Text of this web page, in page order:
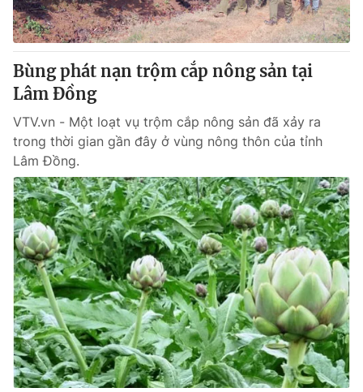
Thị trường
Tư vấn
Lịch phát sóng
Chuyên mục khác
Emagazine
Photo Infographic
Video Shorts video
VTV Money VTV Thể thao
VTV Sức khoẻ Bất động sản
Thị trường 24h Tấm lòng Việt
VTV4 Vươn mình bằng AI
Bùng phát nạn trộm cắp nông sản tại
Lâm Đồng
VTV.vn - Một loạt vụ trộm cắp nông sản đã xảy ra
trong thời gian gần đây ở vùng nông thôn của tỉnh
Lâm Đồng.